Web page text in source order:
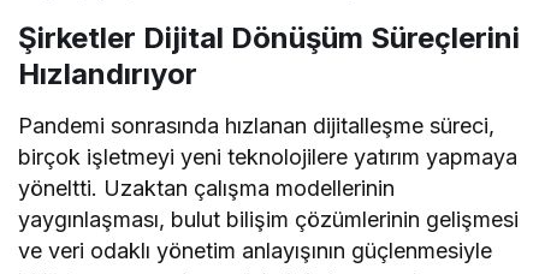
Şirketler Dijital Dönüşüm Süreçlerini
Hızlandırıyor
Pandemi sonrasında hızlanan dijitalleşme süreci,
birçok işletmeyi yeni teknolojilere yatırım yapmaya
yöneltti. Uzaktan çalışma modellerinin
yaygınlaşması, bulut bilişim çözümlerinin gelişmesi
ve veri odaklı yönetim anlayışının güçlenmesiyle